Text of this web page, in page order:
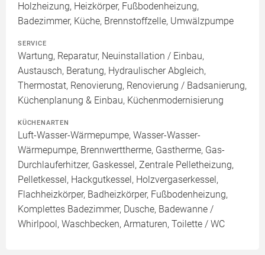
Holzheizung, Heizkörper, Fußbodenheizung,
Badezimmer, Küche, Brennstoffzelle, Umwälzpumpe
SERVICE
Wartung, Reparatur, Neuinstallation / Einbau,
Austausch, Beratung, Hydraulischer Abgleich,
Thermostat, Renovierung, Renovierung / Badsanierung,
Küchenplanung & Einbau, Küchenmodernisierung
KÜCHENARTEN
Luft-Wasser-Wärmepumpe, Wasser-Wasser-
Wärmepumpe, Brennwerttherme, Gastherme, Gas-
Durchlauferhitzer, Gaskessel, Zentrale Pelletheizung,
Pelletkessel, Hackgutkessel, Holzvergaserkessel,
Flachheizkörper, Badheizkörper, Fußbodenheizung,
Komplettes Badezimmer, Dusche, Badewanne /
Whirlpool, Waschbecken, Armaturen, Toilette / WC